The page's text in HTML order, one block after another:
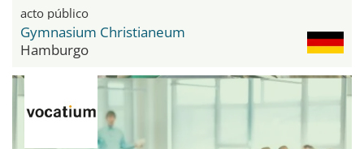
acto público
Gymnasium Christianeum
Hamburgo